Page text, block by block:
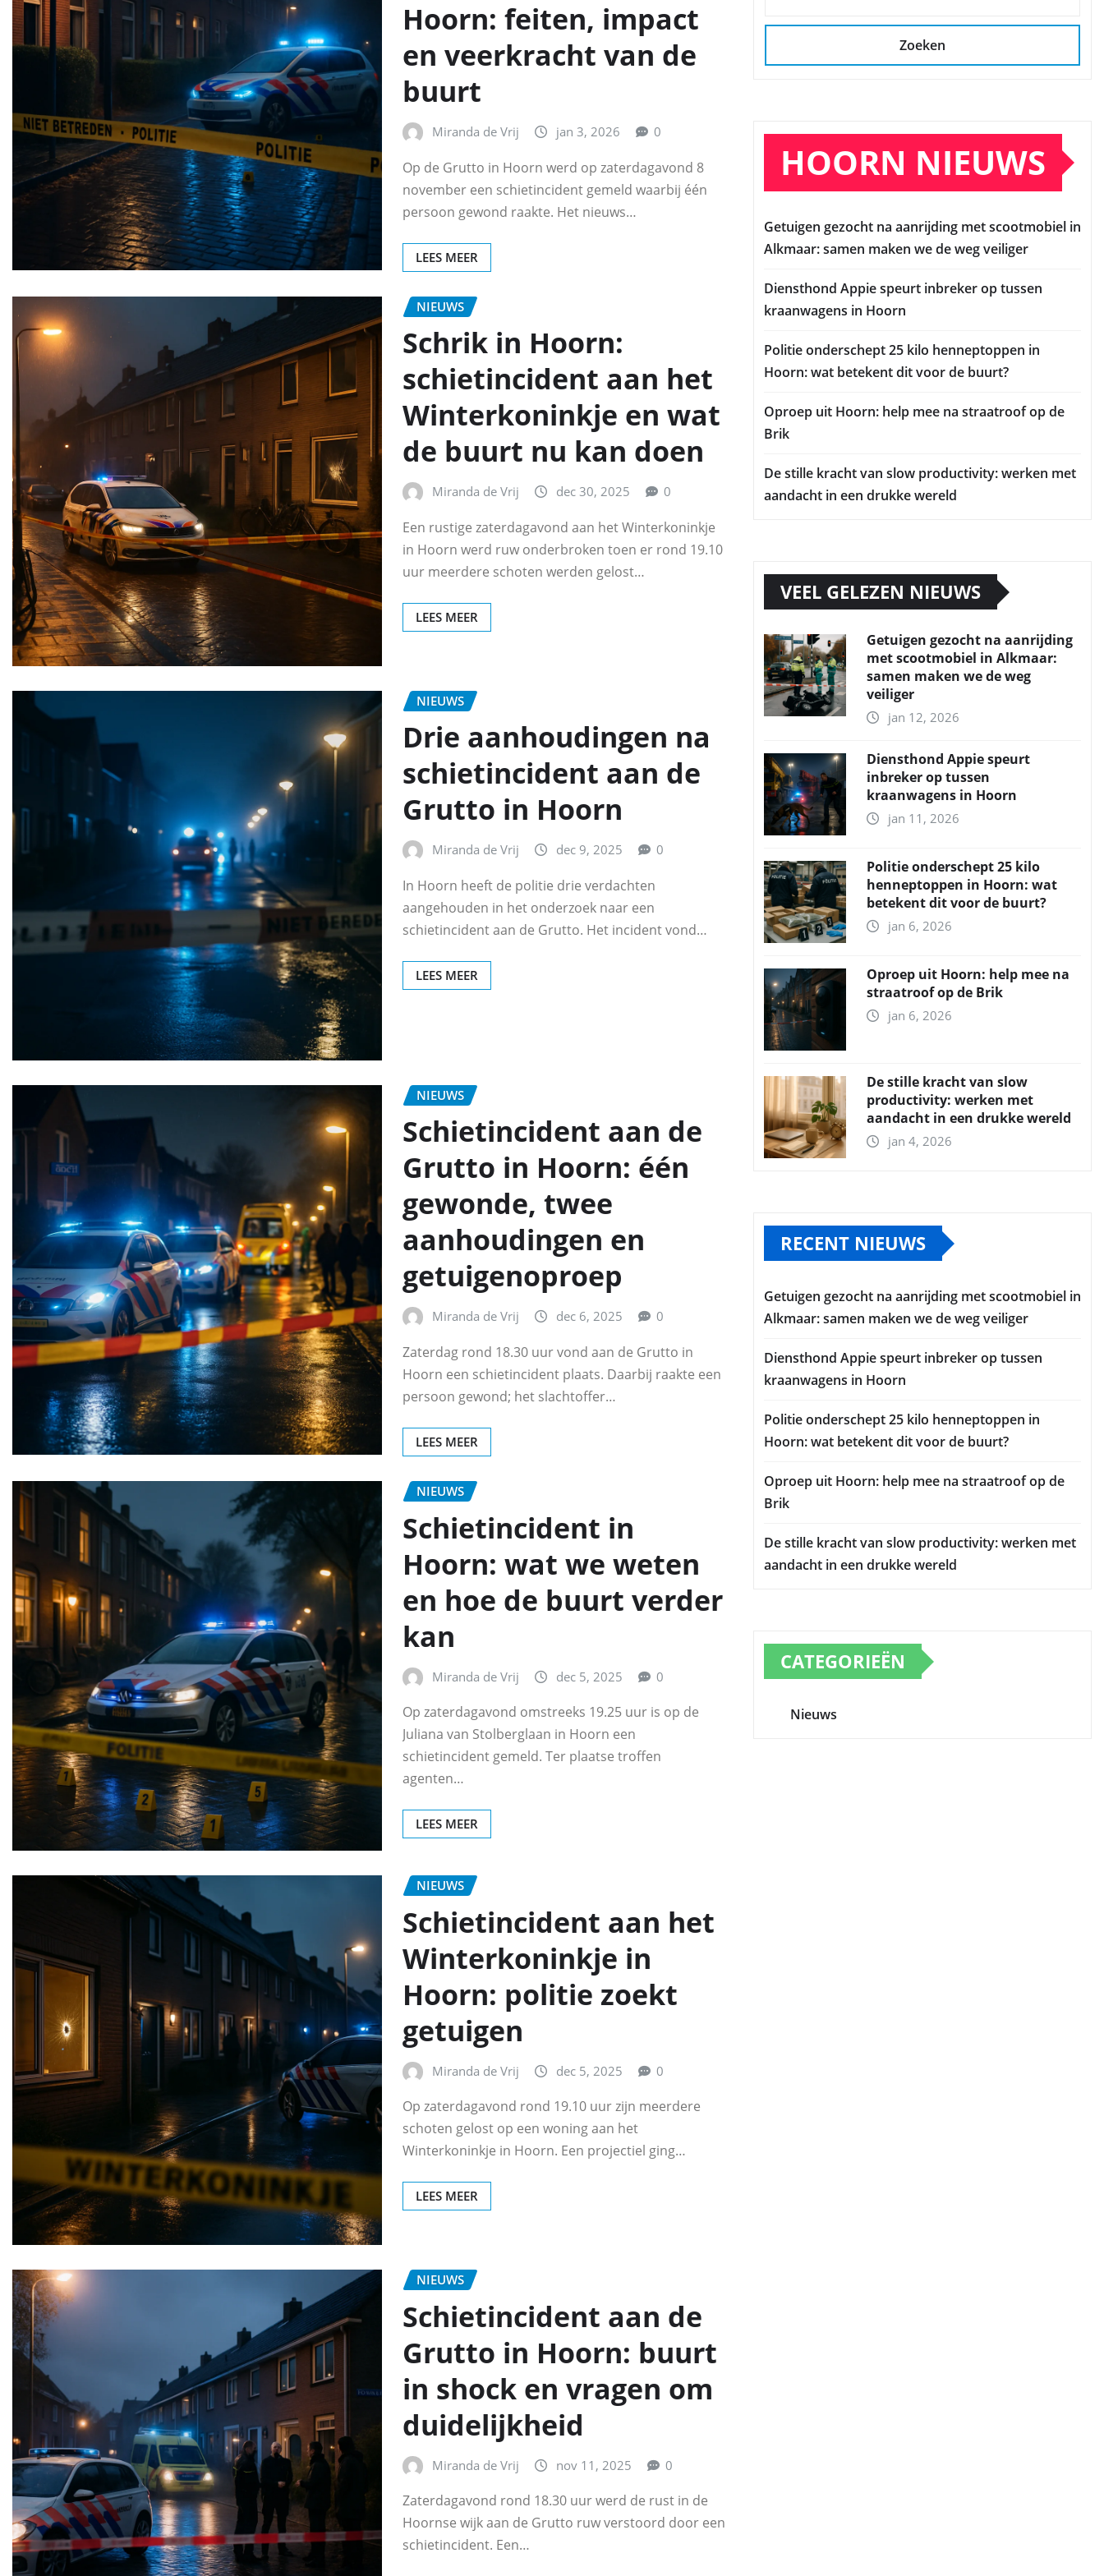
Hoorn: feiten, impact
en veerkracht van de
buurt
Miranda de Vrij jan 3, 2026 0
Op de Grutto in Hoorn werd op zaterdagavond 8
november een schietincident gemeld waarbij één
persoon gewond raakte. Het nieuws…
LEES MEER
NIEUWS
Schrik in Hoorn:
schietincident aan het
Winterkoninkje en wat
de buurt nu kan doen
Miranda de Vrij dec 30, 2025 0
Een rustige zaterdagavond aan het Winterkoninkje
in Hoorn werd ruw onderbroken toen er rond 19.10
uur meerdere schoten werden gelost…
LEES MEER
NIEUWS
Drie aanhoudingen na
schietincident aan de
Grutto in Hoorn
Miranda de Vrij dec 9, 2025 0
In Hoorn heeft de politie drie verdachten
aangehouden in het onderzoek naar een
schietincident aan de Grutto. Het incident vond…
LEES MEER
NIEUWS
Schietincident aan de
Grutto in Hoorn: één
gewonde, twee
aanhoudingen en
getuigenoproep
Miranda de Vrij dec 6, 2025 0
Zaterdag rond 18.30 uur vond aan de Grutto in
Hoorn een schietincident plaats. Daarbij raakte een
persoon gewond; het slachtoffer…
LEES MEER
NIEUWS
Schietincident in
Hoorn: wat we weten
en hoe de buurt verder
kan
Miranda de Vrij dec 5, 2025 0
Op zaterdagavond omstreeks 19.25 uur is op de
Juliana van Stolberglaan in Hoorn een
schietincident gemeld. Ter plaatse troffen
agenten…
LEES MEER
NIEUWS
Schietincident aan het
Winterkoninkje in
Hoorn: politie zoekt
getuigen
Miranda de Vrij dec 5, 2025 0
Op zaterdagavond rond 19.10 uur zijn meerdere
schoten gelost op een woning aan het
Winterkoninkje in Hoorn. Een projectiel ging…
LEES MEER
NIEUWS
Schietincident aan de
Grutto in Hoorn: buurt
in shock en vragen om
duidelijkheid
Miranda de Vrij nov 11, 2025 0
Zaterdagavond rond 18.30 uur werd de rust in de
Hoornse wijk aan de Grutto ruw verstoord door een
schietincident. Een…
Zoeken
HOORN NIEUWS
Getuigen gezocht na aanrijding met scootmobiel in
Alkmaar: samen maken we de weg veiliger
Diensthond Appie speurt inbreker op tussen
kraanwagens in Hoorn
Politie onderschept 25 kilo henneptoppen in
Hoorn: wat betekent dit voor de buurt?
Oproep uit Hoorn: help mee na straatroof op de
Brik
De stille kracht van slow productivity: werken met
aandacht in een drukke wereld
VEEL GELEZEN NIEUWS
Getuigen gezocht na aanrijding
met scootmobiel in Alkmaar:
samen maken we de weg
veiliger
jan 12, 2026
Diensthond Appie speurt
inbreker op tussen
kraanwagens in Hoorn
jan 11, 2026
Politie onderschept 25 kilo
henneptoppen in Hoorn: wat
betekent dit voor de buurt?
jan 6, 2026
Oproep uit Hoorn: help mee na
straatroof op de Brik
jan 6, 2026
De stille kracht van slow
productivity: werken met
aandacht in een drukke wereld
jan 4, 2026
RECENT NIEUWS
Getuigen gezocht na aanrijding met scootmobiel in
Alkmaar: samen maken we de weg veiliger
Diensthond Appie speurt inbreker op tussen
kraanwagens in Hoorn
Politie onderschept 25 kilo henneptoppen in
Hoorn: wat betekent dit voor de buurt?
Oproep uit Hoorn: help mee na straatroof op de
Brik
De stille kracht van slow productivity: werken met
aandacht in een drukke wereld
CATEGORIEËN
Nieuws